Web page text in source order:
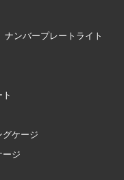
ナンバープレートライト
ケージ
ージ